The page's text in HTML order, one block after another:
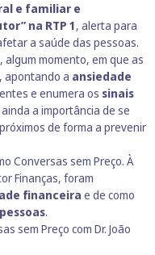
e familiar e
na RTP 1, alerta para
a saúde das pessoas.
momento, em que as
apontando a ansiedade
e enumera os sinais
a importância de se
de forma a prevenir
Conversas sem Preço. À
Finanças, foram
financeira e de como
.
sem Preço com Dr. João